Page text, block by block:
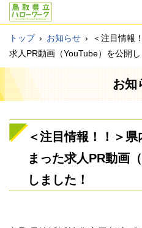
トップ › お知らせ ›
＜注目情報
求人PR動画（YouTube）を公開し
お知
＜注目情報！！＞
まった求人PR動画
しました！